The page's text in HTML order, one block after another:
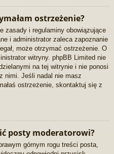
ostrzeżenie?
zasady i regulaminy obowiązujące
i administrator zaleca zapoznanie
może otrzymać ostrzeżenie. O
witryny. phpBB Limited nie
na tej witrynie i nie ponosi
nimi. Jeśli nadal nie masz
ostrzeżenie, skontaktuj się z
posty moderatorowi?
górnym rogu treści posta,